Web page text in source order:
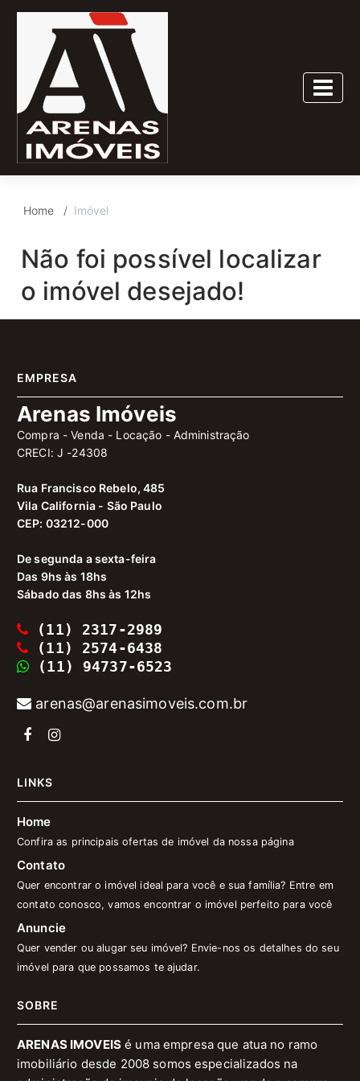
Home Imóvel
Não foi possível localizar
o imóvel desejado!
EMPRESA
Arenas Imóveis
Compra - Venda - Locação - Administração
CRECI: J -24308
Rua Francisco Rebelo, 485
Vila California - São Paulo
CEP: 03212-000
De segunda a sexta-feira
Das 9hs às 18hs
Sábado das 8hs às 12hs
(11) 2317-2989
(11) 2574-6438
(11) 94737-6523
arenas@arenasimoveis.com.br
LINKS
Home
Confira as principais ofertas de imóvel da nossa página
Contato
Quer encontrar o imóvel ideal para você e sua família? Entre em
contato conosco, vamos encontrar o imóvel perfeito para você
Anuncie
Quer vender ou alugar seu imóvel? Envie-nos os detalhes do seu
imóvel para que possamos te ajudar.
SOBRE
ARENAS IMOVEISé uma empresa que atua no ramo
imobiliário desde 2008 somos especializados na